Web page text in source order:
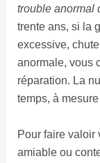
trouble anormal
trente ans, si la
excessive,
anormale, vous
réparation. La
temps, à
Pour faire valoir
amiable ou